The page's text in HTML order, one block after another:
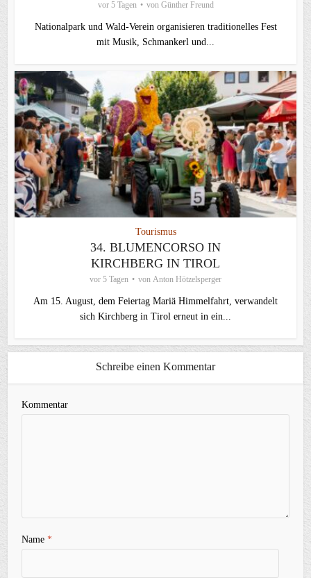
vor 5 Tagen von Günther Freund
Nationalpark und Wald-Verein organisieren traditionelles Fest
mit Musik, Schmankerl und...
Tourismus
34. BLUMENCORSO IN
KIRCHBERG IN TIROL
vor 5 Tagen von Anton Hötzelsperger
Am 15. August, dem Feiertag Mariä Himmelfahrt, verwandelt
sich Kirchberg in Tirol erneut in ein...
Schreibe einen Kommentar
Kommentar
Name*